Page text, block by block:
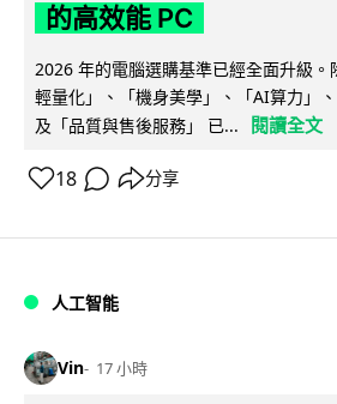
的高效能 PC
2026 年的電腦選購基準已經全面升級。
輕量化」、「機身美學」、「AI算力」
及「品質與售後服務」 已...
閱讀全文
18 分享
人工智能
Vin 17 小時